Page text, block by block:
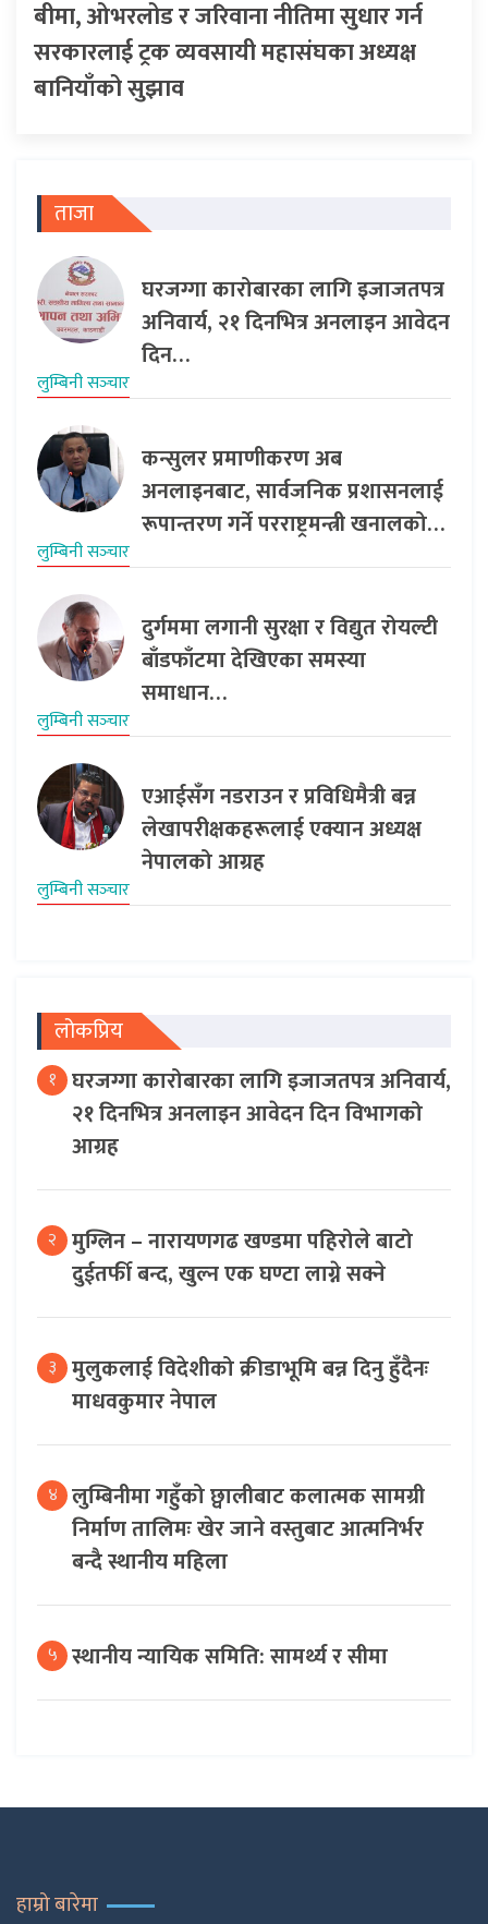
बीमा, ओभरलोड र जरिवाना नीतिमा सुधार गर्न
सरकारलाई ट्रक व्यवसायी महासंघका अध्यक्ष
बानियाँको सुझाव
ताजा
घरजग्गा कारोबारका लागि इजाजतपत्र
अनिवार्य, २१ दिनभित्र अनलाइन आवेदन
दिन…
लुम्बिनी सञ्‍चार
कन्सुलर प्रमाणीकरण अब
अनलाइनबाट, सार्वजनिक प्रशासनलाई
रूपान्तरण गर्ने परराष्ट्रमन्त्री खनालको…
लुम्बिनी सञ्‍चार
दुर्गममा लगानी सुरक्षा र विद्युत रोयल्टी
बाँडफाँटमा देखिएका समस्या
समाधान…
लुम्बिनी सञ्‍चार
एआईसँग नडराउन र प्रविधिमैत्री बन्न
लेखापरीक्षकहरूलाई एक्यान अध्यक्ष
नेपालको आग्रह
लुम्बिनी सञ्‍चार
लोकप्रिय
१ घरजग्गा कारोबारका लागि इजाजतपत्र अनिवार्य,
२१ दिनभित्र अनलाइन आवेदन दिन विभागको
आग्रह
२ मुग्लिन – नारायणगढ खण्डमा पहिरोले बाटो
दुईतर्फी बन्द, खुल्न एक घण्टा लाग्ने सक्ने
३ मुलुकलाई विदेशीको क्रीडाभूमि बन्न दिनु हुँदैनः
माधवकुमार नेपाल
४ लुम्बिनीमा गहुँको छ्वालीबाट कलात्मक सामग्री
निर्माण तालिमः खेर जाने वस्तुबाट आत्मनिर्भर
बन्दै स्थानीय महिला
५ स्थानीय न्यायिक समिति: सामर्थ्य र सीमा
हाम्रो बारेमा